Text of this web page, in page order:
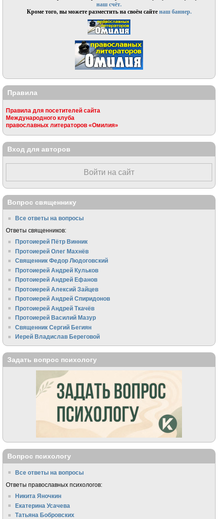
наш счёт.
Кроме того, вы можете разместить на своём сайтенаш баннер.
Правила
Правила для посетителей сайта
Международного клуба
православных литераторов «Омилия»
Вход для авторов
Войти на сайт
Вопрос священнику
Все ответы на вопросы
Ответы священников:
Протоиерей Пётр Винник
Протоиерей Олег Махнёв
Священник Федор Людоговский
Протоиерей Андрей Кульков
Протоиерей Андрей Ефанов
Протоиерей Алексий Зайцев
Протоиерей Андрей Спиридонов
Протоиерей Андрей Ткачёв
Протоиерей Василий Мазур
Священник Сергий Бегиян
Иерей Владислав Береговой
Задать вопрос психологу
Вопрос психологу
Все ответы на вопросы
Ответы православных психологов:
Никита Яночкин
Екатерина Усачева
Татьяна Бобровских